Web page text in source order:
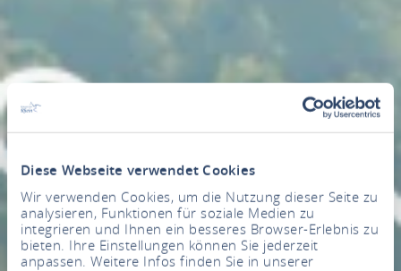
Diese Webseite verwendet Cookies
Wir verwenden Cookies, um die Nutzung dieser Seite zu
analysieren, Funktionen für soziale Medien zu
integrieren und Ihnen ein besseres Browser-Erlebnis zu
bieten. Ihre Einstellungen können Sie jederzeit
anpassen. Weitere Infos finden Sie in unserer